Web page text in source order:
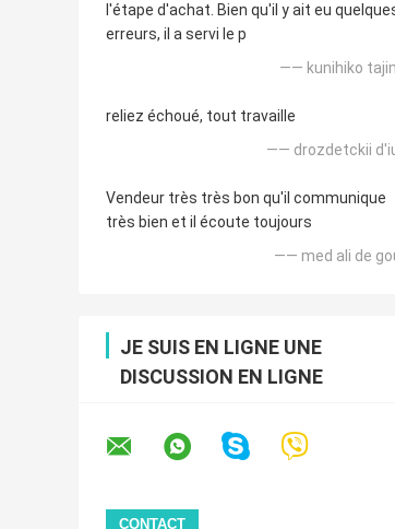
l'étape d'achat. Bien qu'il y ait eu
erreurs, il a servi le p
—— kunihiko
reliez échoué, tout travaille
—— drozdetckii
Vendeur très très bon qu'il communique
très bien et il écoute toujours
—— med ali de
JE SUIS EN LIGNE UNE
DISCUSSION EN LIGNE